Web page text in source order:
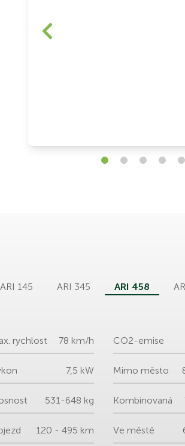
ARI 145 ARI 345 ARI 458
rychlost 78 km/h
7,5 kW
531-648 kg
120 - 495 km
CO2-emise
Mimo město
Kombinovaná
Ve městě